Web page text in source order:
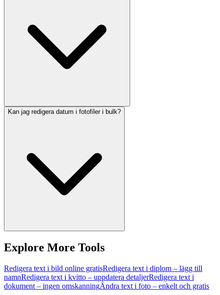
Kan jag redigera datum i fotofiler i bulk?
Explore More Tools
Redigera text i bild online gratisRedigera text i diplom – lägg till
namnRedigera text i kvitto – uppdatera detaljerRedigera text i
dokument – ingen omskanningÄndra text i foto – enkelt och gratis